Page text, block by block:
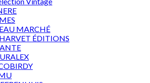
MARCHÉ
ÉDITIONS